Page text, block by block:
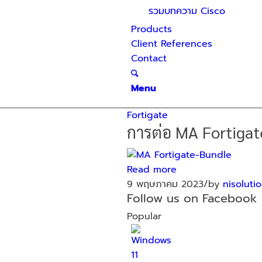
รวมบทความ Cisco
Products
Client References
Contact
Menu
Fortigate
การต่อ MA
Read more
9 พฤษภาคม 2023/by
Follow us on Facebook
Popular